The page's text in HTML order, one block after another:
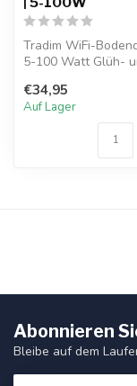
Tradim WiFi-
5-100 Watt Glüh-
LED. Bedien...
€34,95
Auf Lager
Abonnieren
Bleibe auf dem